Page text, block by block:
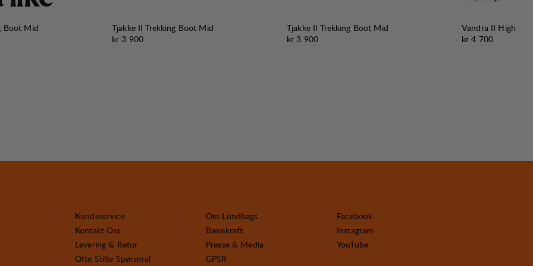
Boot Mid
Tjakke II Trekking Boot Mid
Pris:
kr 3 900
Tjakke II Trekking Boot Mid
Pris:
kr 3 900
Vandra II High
Pris:
kr 4 700
Kundeservice
Kontakt Oss
Levering & Retur
Ofte Stilte Spørsmal
Om Lundhags
Bærekraft
Presse & Media
GPSR
Facebook
Instagram
YouTube